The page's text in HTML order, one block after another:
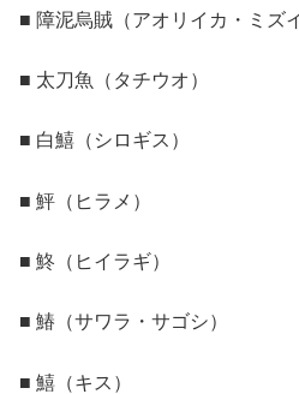
■ 障泥烏賊（アオリイカ・ミズ
■ 太刀魚（タチウオ）
■ 白鱚（シロギス）
■ 鮃（ヒラメ）
■ 鮗（ヒイラギ）
■ 鰆（サワラ・サゴシ）
■ 鱚（キス）